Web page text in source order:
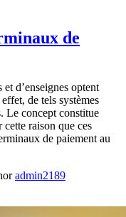
de
d’enseignes optent
de tels systèmes
Le concept constitue
cette raison que ces
de paiement au
admin2189